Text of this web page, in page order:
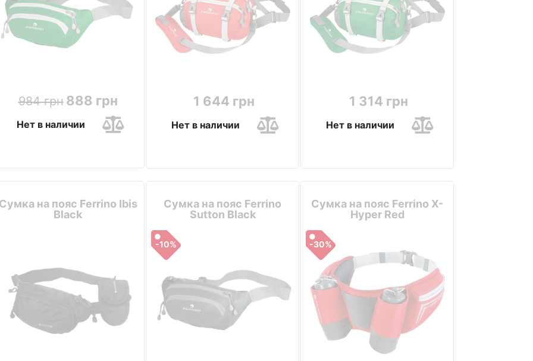
984 грн 888 грн
Нет в наличии
1 644 грн
Нет в наличии
1 314 грн
Нет в наличии
Сумка на пояс Ferrino Ibis
Black
Сумка на пояс Ferrino
Sutton Black
-10%
Сумка на пояс Ferrino X-
Hyper Red
-30%